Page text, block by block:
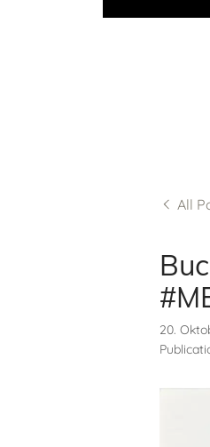
All
20.